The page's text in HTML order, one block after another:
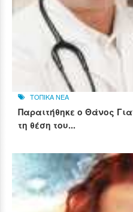
ΤΟΠΙΚΑ ΝΕΑ
Παραιτήθηκε ο Θάνος
τη θέση του...